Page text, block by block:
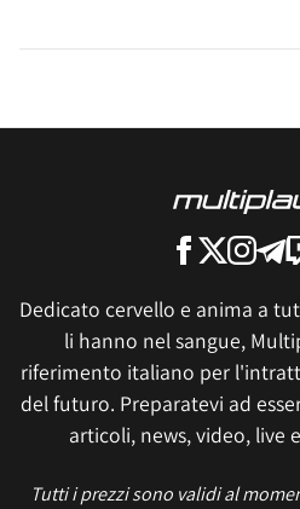
Dedicato cervello e anima a
li hanno nel sangue,
riferimento italiano per
del futuro. Preparatevi ad
articoli, news, video, live
Tutti i prezzi sono validi al